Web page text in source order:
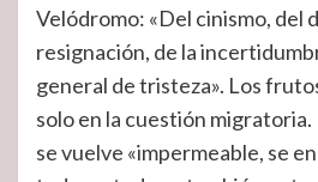
Velódromo: «Del cinismo, del
resignación, de la
general de tristeza». Los
solo en la cuestión
se vuelve «impermeable, se